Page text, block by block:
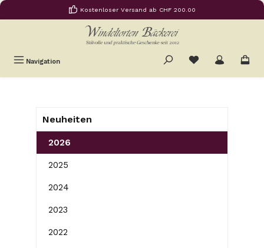
Zum Hauptinhalt springenKostenloser Versand ab CHF 200.00
Navigation Du hast 0
Neuheiten
2026
2025
2024
2023
2022